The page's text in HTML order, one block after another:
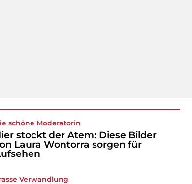
schöne Moderatorin
stockt der Atem: Diese Bilder
Laura Wontorra sorgen für
Verwandlung